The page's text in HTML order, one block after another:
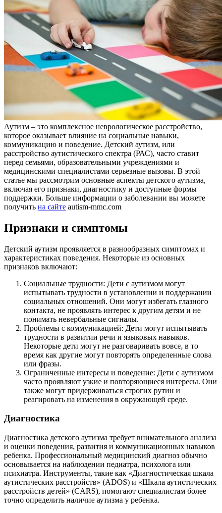
Аутизм – это комплексное неврологическое расстройство,
которое оказывает влияние на социальные навыки,
коммуникацию и поведение. Детский аутизм, или
расстройство аутистического спектра (РАС), часто ставит
перед семьями, образовательными учреждениями и
медицинскими специалистами серьезные вызовы. В этой
статье мы рассмотрим основные аспекты детского аутизма,
включая его признаки, диагностику и доступные формы
поддержки. Больше информации о заболевании вы можете
получить на сайте autism-mmc.com
Признаки и симптомы
Детский аутизм проявляется в разнообразных симптомах и
характеристиках поведения. Некоторые из основных
признаков включают:
Социальные трудности: Дети с аутизмом могут
испытывать трудности в установлении и поддержании
социальных отношений. Они могут избегать глазного
контакта, не проявлять интерес к другим детям и не
понимать невербальные сигналы.
Проблемы с коммуникацией: Дети могут испытывать
трудности в развитии речи и языковых навыков.
Некоторые дети могут не разговаривать вовсе, в то
время как другие могут повторять определенные слова
или фразы.
Ограниченные интересы и поведение: Дети с аутизмом
часто проявляют узкие и повторяющиеся интересы. Они
также могут придерживаться строгих рутин и
реагировать на изменения в окружающей среде.
Диагностика
Диагностика детского аутизма требует внимательного анализа
и оценки поведения, развития и коммуникационных навыков
ребенка. Профессиональный медицинский диагноз обычно
основывается на наблюдении педиатра, психолога или
психиатра. Инструменты, такие как «Диагностическая шкала
аутистических расстройств» (ADOS) и «Шкала аутистических
расстройств детей» (CARS), помогают специалистам более
точно определить наличие аутизма у ребенка.